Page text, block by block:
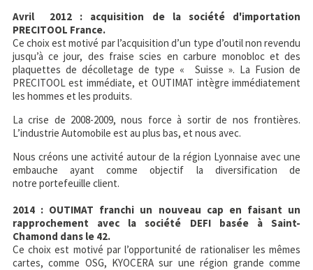
Avril 2012 : acquisition de la société d'importation
PRECITOOL France.
Ce choix est motivé par l’acquisition d’un type d’outil non revendu
jusqu’à ce jour, des fraise scies en carbure monobloc et des
plaquettes de décolletage de type « Suisse ». La Fusion de
PRECITOOL est immédiate, et OUTIMAT intègre immédiatement
les hommes et les produits.
La crise de 2008-2009, nous force à sortir de nos frontières.
L’industrie Automobile est au plus bas, et nous avec.
Nous créons une activité autour de la région Lyonnaise avec une
embauche ayant comme objectif la diversification de
notre portefeuille client.
2014 : OUTIMAT franchi un nouveau cap en faisant un
rapprochement avec la société DEFI basée à Saint-
Chamond dans le 42.
Ce choix est motivé par l’opportunité de rationaliser les mêmes
cartes, comme OSG, KYOCERA sur une région grande comme